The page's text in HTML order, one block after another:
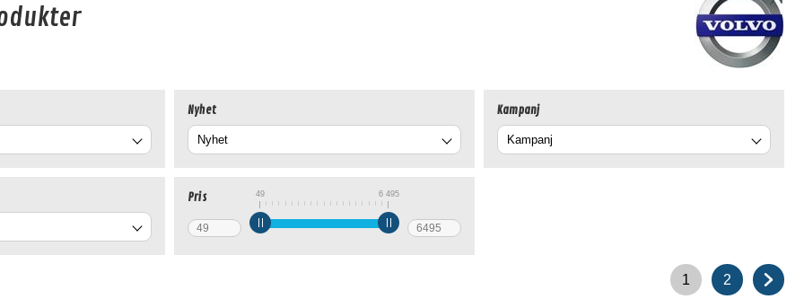
Nyhet Kampanj
Pris 49 6 495
1 2